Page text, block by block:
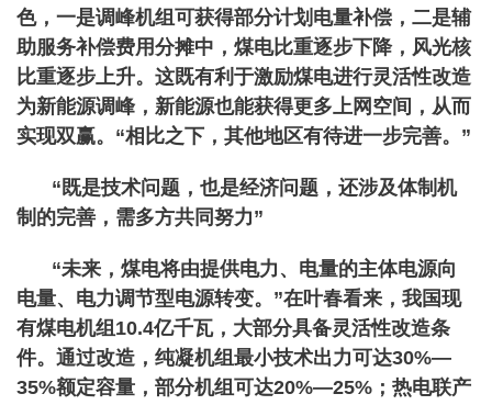
色，一是调峰机组可获得部分计划电量补偿，二是辅
助服务补偿费用分摊中，煤电比重逐步下降，风光核
比重逐步上升。这既有利于激励煤电进行灵活性改造
为新能源调峰，新能源也能获得更多上网空间，从而
实现双赢。“相比之下，其他地区有待进一步完善。”
“既是技术问题，也是经济问题，还涉及体制机
制的完善，需多方共同努力”
“未来，煤电将由提供电力、电量的主体电源向
电量、电力调节型电源转变。”在叶春看来，我国现
有煤电机组10.4亿千瓦，大部分具备灵活性改造条
件。通过改造，纯凝机组最小技术出力可达30%—
35%额定容量，部分机组可达20%—25%；热电联产